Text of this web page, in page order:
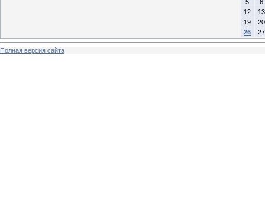
5
6
12
13
19
20
26
27
Полная версия сайта